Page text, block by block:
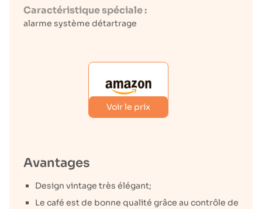
Caractéristique spéciale :
alarme système détartrage
Voir le prix
Avantages
Design vintage très élégant;
Le café est de bonne qualité grâce au contrôle de